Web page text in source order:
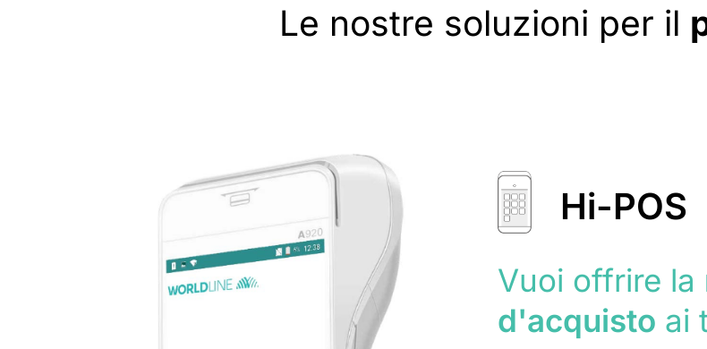
Le nostre soluzioni per il
Hi-POS
Vuoi offrire la
d'acquisto ai